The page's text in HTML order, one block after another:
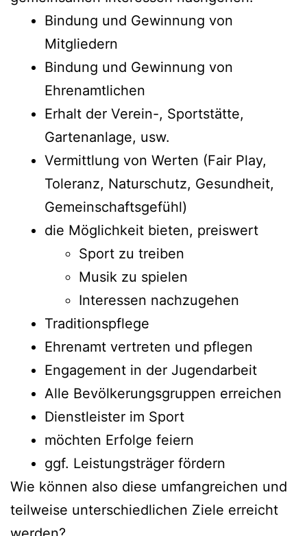
Bindung und Gewinnung von
Mitgliedern
Bindung und Gewinnung von
Ehrenamtlichen
Erhalt der Verein-, Sportstätte,
Gartenanlage, usw.
Vermittlung von Werten (Fair Play,
Toleranz, Naturschutz, Gesundheit,
Gemeinschaftsgefühl)
die Möglichkeit bieten, preiswert
Sport zu treiben
Musik zu spielen
Interessen nachzugehen
Traditionspflege
Ehrenamt vertreten und pflegen
Engagement in der Jugendarbeit
Alle Bevölkerungsgruppen erreichen
Dienstleister im Sport
möchten Erfolge feiern
ggf. Leistungsträger fördern
Wie können also diese umfangreichen und
teilweise unterschiedlichen Ziele erreicht